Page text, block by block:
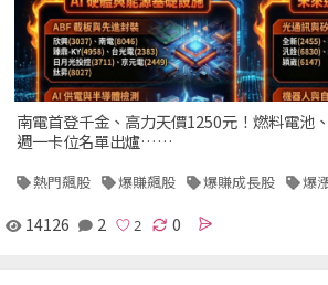
南電首登千金、高力天價1250元！燃料電池
週一卡位名單出爐……
熱門飆股 爆賺飆股 爆賺成長股 爆
14126 2 0